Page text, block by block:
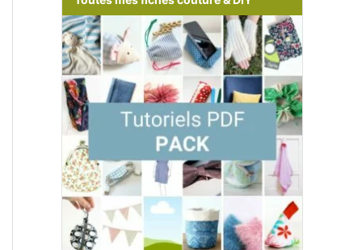
m
/
P
e
t
i
t
C
i
o
m
/
p
t
i
t
c